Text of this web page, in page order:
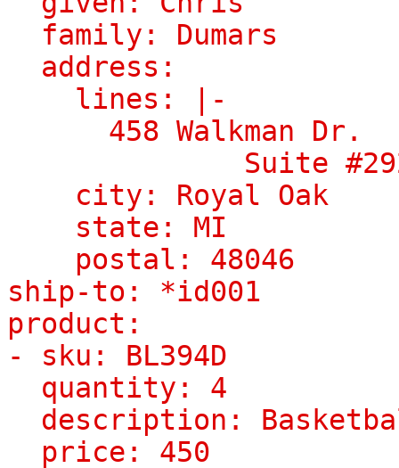
family: Dumars
address:
lines: |-
458 Walkman Dr.
Suite
city: Royal Oak
state: MI
postal: 48046
ship-to: *id001
product:
- sku: BL394D
quantity: 4
description:
price: 450